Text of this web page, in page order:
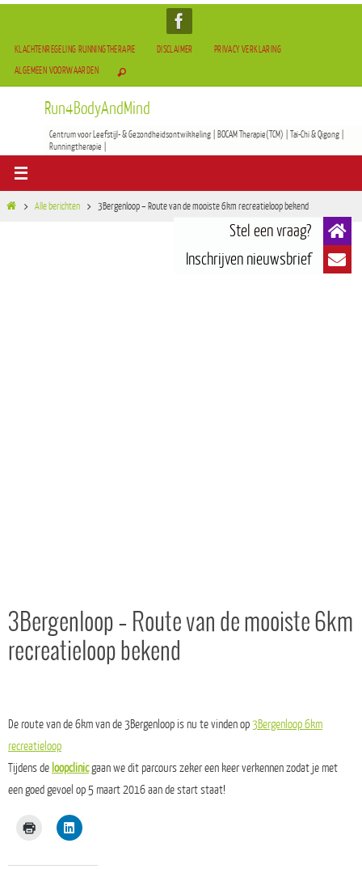
KLACHTENREGELING RUNNINGTHERAPIE DISCLAIMER
PRIVACY VERKLARING
ALGEMEEN VOORWAARDEN
Run4BodyAndMind
Centrum voor Leefstijl- & Gezondheidsontwikkeling | BOCAM Therapie(TCM) | Tai-Chi & Qigong |
Runningtherapie |
Alle berichten 3Bergenloop – Route van de mooiste 6km recreatieloop bekend
3Bergenloop – Route van de mooiste 6km
recreatieloop bekend
De route van de 6km van de 3Bergenloop is nu te vinden op3Bergenloop 6km
recreatieloop
Tijdens de loopclinicgaan we dit parcours zeker een keer verkennen zodat je met
een goed gevoel op 5 maart 2016 aan de start staat!